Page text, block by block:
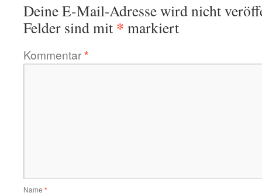
Deine E-Mail-Adresse wird nicht
Felder sind mit * markiert
Kommentar*
Name *